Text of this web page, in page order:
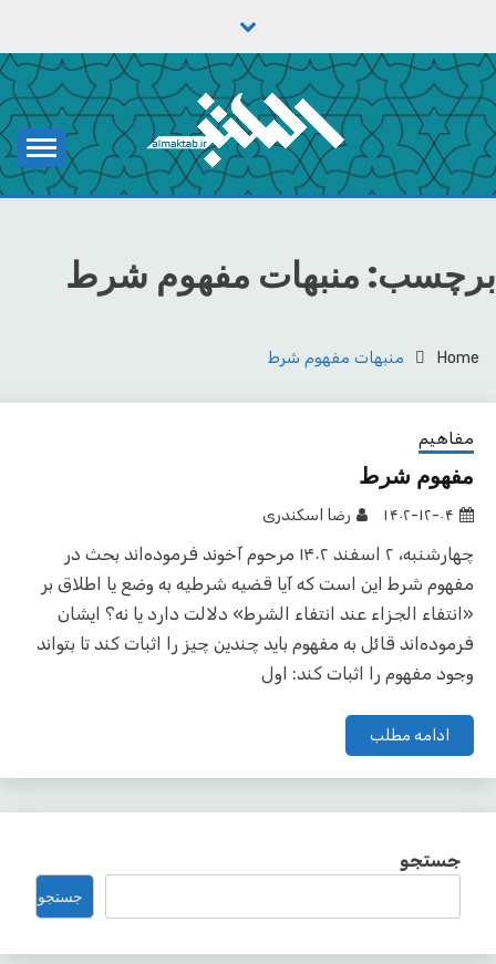
content
مکتب
یادداشت‌های رضا اسکندری
برچسب: منبهات مفهوم شرط
Home منبهات مفهوم شرط
مفاهیم
مفهوم شرط
۱۴۰۲-۱۲-۰۴ رضا اسکندری
چهارشنبه، ۲ اسفند ۱۴۰۲ مرحوم آخوند فرموده‌اند بحث در
مفهوم شرط این است که آیا قضیه شرطیه به وضع یا اطلاق بر
«انتفاء الجزاء عند انتفاء الشرط» دلالت دارد یا نه؟ ایشان
فرموده‌اند قائل به مفهوم باید چندین چیز را اثبات کند تا بتواند
وجود مفهوم را اثبات کند: اول
ادامه مطلب
جستجو
جستجو